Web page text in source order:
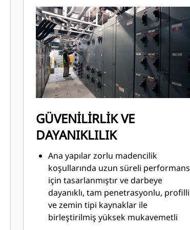
filolarına yönelik yükseltme
önerilerine uygulayan mühendisler.
GÜVENİLİRLİK VE
DAYANIKLILIK
Ana yapılar zorlu madencilik
koşullarında uzun süreli performans
için tasarlanmıştır ve darbeye
dayanıklı, tam penetrasyonlu, profilli
ve zemin tipi kaynaklar ile
birleştirilmiş yüksek mukavemetli